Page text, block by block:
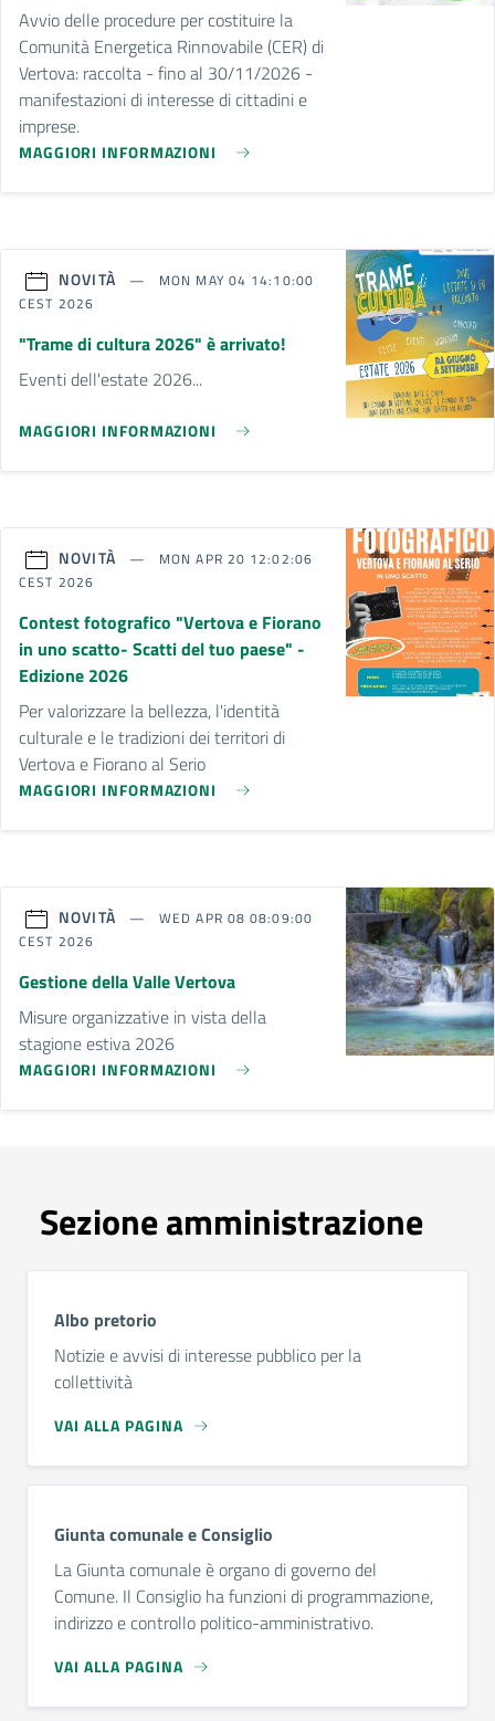
Avvio delle procedure per costituire la
Comunità Energetica Rinnovabile (CER) di
Vertova: raccolta - fino al 30/11/2026 -
manifestazioni di interesse di cittadini e
imprese.
MAGGIORI INFORMAZIONI
NOVITÀ
MON MAY 04 14:10:00
CEST 2026
"Trame di cultura 2026" è arrivato!
Eventi dell'estate 2026...
MAGGIORI INFORMAZIONI
NOVITÀ
MON APR 20 12:02:06
CEST 2026
Contest fotografico "Vertova e Fiorano
in uno scatto- Scatti del tuo paese" -
Edizione 2026
Per valorizzare la bellezza, l'identità
culturale e le tradizioni dei territori di
Vertova e Fiorano al Serio
MAGGIORI INFORMAZIONI
NOVITÀ
WED APR 08 08:09:00
CEST 2026
Gestione della Valle Vertova
Misure organizzative in vista della
stagione estiva 2026
MAGGIORI INFORMAZIONI
Sezione amministrazione
Albo pretorio
Notizie e avvisi di interesse pubblico per la
collettività
VAI ALLA PAGINA
Giunta comunale e Consiglio
La Giunta comunale è organo di governo del
Comune. Il Consiglio ha funzioni di programmazione,
indirizzo e controllo politico-amministrativo.
VAI ALLA PAGINA